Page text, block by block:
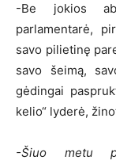
-Be jokios
parlamentarė,
savo pilietinę
savo šeimą,
gėdingai
kelio“ lyderė,
-Šiuo metu